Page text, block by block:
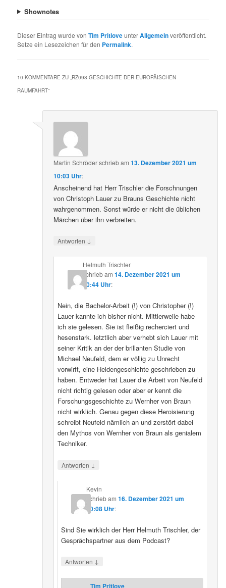
Shownotes
Dieser Eintrag wurde vonTim PritloveunterAllgemeinveröffentlicht.
Setze ein Lesezeichen für den Permalink.
10 KOMMENTARE ZU „RZ098 GESCHICHTE DER EUROPÄISCHEN
RAUMFAHRT“
Martin Schröderschriebam13. Dezember 2021 um
10:03 Uhr:
Anscheinend hat Herr Trischler die Forschnungen
von Christoph Lauer zu Brauns Geschichte nicht
wahrgenommen. Sonst würde er nicht die üblichen
Märchen über ihn verbreiten.
Antworten ↓
Helmuth Trischler
schriebam 14. Dezember 2021 um
20:44 Uhr:
Nein, die Bachelor-Arbeit (!) von Christopher (!)
Lauer kannte ich bisher nicht. Mittlerweile habe
ich sie gelesen. Sie ist fleißig recherciert und
hesenstark. letztlich aber verhebt sich Lauer mit
seiner Kritik an der der brillanten Studie von
Michael Neufeld, dem er völlig zu Unrecht
vorwirft, eine Heldengeschichte geschrieben zu
haben. Entweder hat Lauer die Arbeit von Neufeld
nicht richtig gelesen oder aber er kennt die
Forschungsgeschichte zu Wernher von Braun
nicht wirklich. Genau gegen diese Heroisierung
schreibt Neufeld nämlich an und zerstört dabei
den Mythos von Wernher von Braun als genialem
Techniker.
Antworten ↓
Kevin
schriebam16. Dezember 2021 um
20:08 Uhr:
Sind Sie wirklich der Herr Helmuth Trischler, der
Gesprächspartner aus dem Podcast?
Antworten ↓
Tim Pritlove